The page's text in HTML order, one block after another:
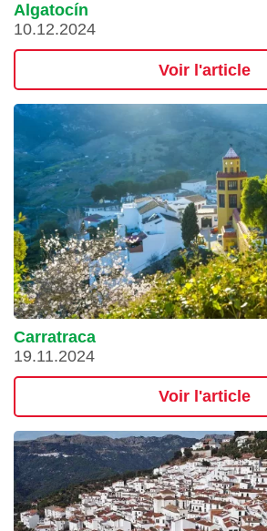
Algatocín
10.12.2024
Voir l'article
Carratraca
19.11.2024
Voir l'article